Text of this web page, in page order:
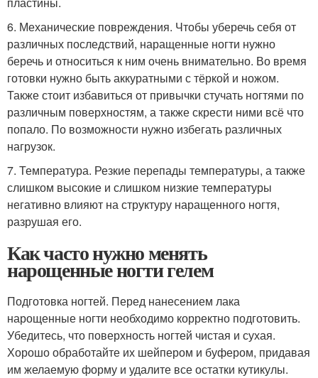
6. Механические повреждения. Чтобы уберечь себя от
различных последствий, наращенные ногти нужно
беречь и относиться к ним очень внимательно. Во время
готовки нужно быть аккуратными с тёркой и ножом.
Также стоит избавиться от привычки стучать ногтями по
различным поверхностям, а также скрести ними всё что
попало. По возможности нужно избегать различных
нагрузок.
7. Температура. Резкие перепады температуры, а также
слишком высокие и слишком низкие температуры
негативно влияют на структуру наращенного ногтя,
разрушая его.
Как часто нужно менять
нарощенные ногти гелем
Подготовка ногтей. Перед нанесением лака
нарощенные ногти необходимо корректно подготовить.
Убедитесь, что поверхность ногтей чистая и сухая.
Хорошо обработайте их шейпером и буфером, придавая
им желаемую форму и удалите все остатки кутикулы.